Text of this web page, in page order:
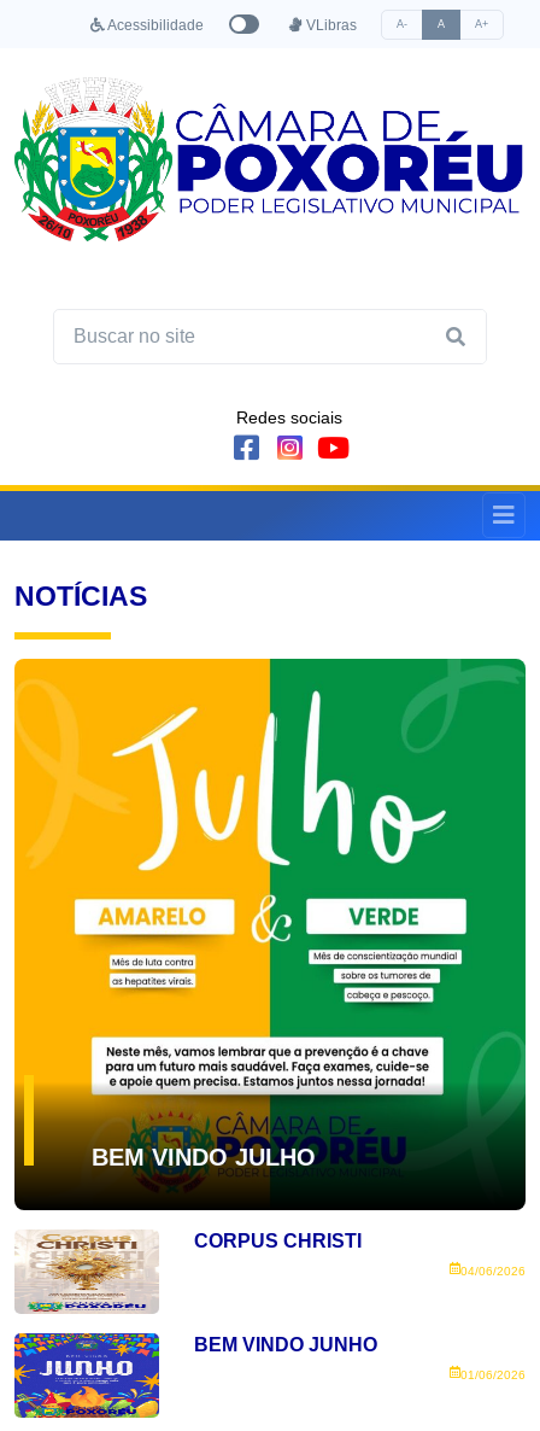
Acessibilidade VLibras A- A A+
Redes sociais
NOTÍCIAS
BEM VINDO JULHO
CORPUS CHRISTI
04/06/2026
BEM VINDO JUNHO
01/06/2026